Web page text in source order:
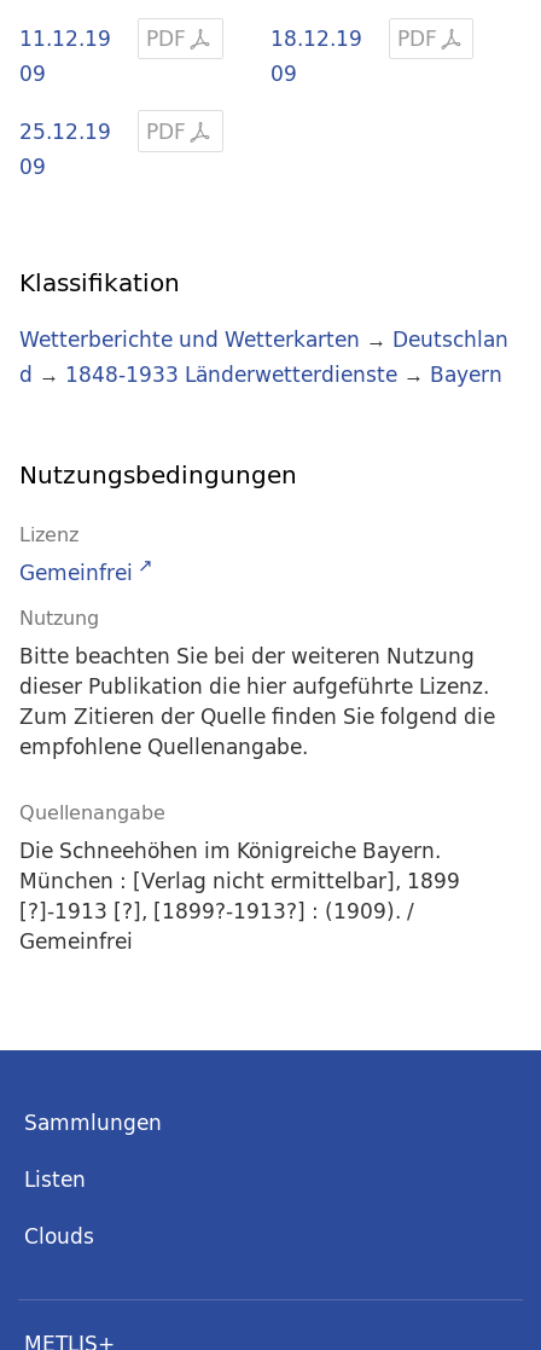
PDF
11.12.19
09
PDF
18.12.19
09
PDF
25.12.19
09
Klassifikation
Wetterberichte und Wetterkarten → Deutschlan
d → 1848-1933 Länderwetterdienste → Bayern
Nutzungsbedingungen
Lizenz
Gemeinfrei
Nutzung
Bitte beachten Sie bei der weiteren Nutzung
dieser Publikation die hier aufgeführte Lizenz.
Zum Zitieren der Quelle finden Sie folgend die
empfohlene Quellenangabe.
Quellenangabe
Die Schneehöhen im Königreiche Bayern.
München : [Verlag nicht ermittelbar], 1899
[?]-1913 [?], [1899?-1913?] : (1909). /
Gemeinfrei
Sammlungen
Listen
Clouds